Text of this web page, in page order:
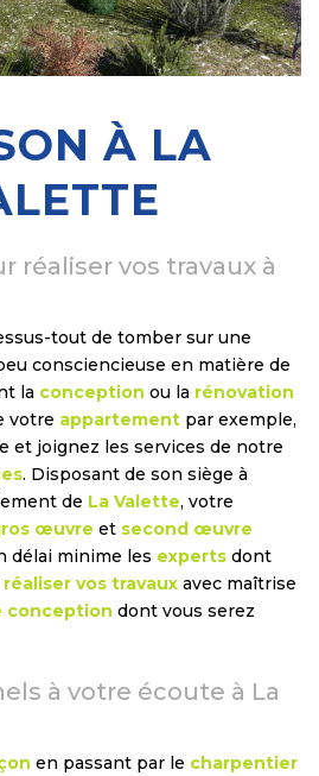
À LA
réaliser vos travaux à
tout de tomber sur une
consciencieuse en matière de
la conception ou la rénovation
votre appartement par exemple,
et joignez les services de notre
. Disposant de son siège à
de La Valette, votre
œuvre et second œuvre
délai minime les experts dont
réaliser vos travaux avec maîtrise
conception dont vous serez
à votre écoute à La
en passant par le charpentier